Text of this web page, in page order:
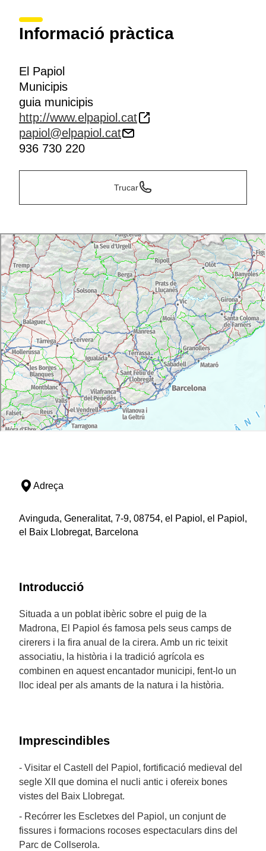
Informació pràctica
El Papiol
Municipis
guia municipis
http://www.elpapiol.cat
papiol@elpapiol.cat
936 730 220
Trucar
Adreça
Avinguda, Generalitat, 7-9, 08754, el Papiol, el Papiol,
el Baix Llobregat, Barcelona
Introducció
Situada a un poblat ibèric sobre el puig de la
Madrona, El Papiol és famosa pels seus camps de
cirerers i la fira anual de la cirera. Amb un ric teixit
associatiu, la història i la tradició agrícola es
combinen en aquest encantador municipi, fent-lo un
lloc ideal per als amants de la natura i la història.
Imprescindibles
- Visitar el Castell del Papiol, fortificació medieval del
segle XII que domina el nucli antic i ofereix bones
vistes del Baix Llobregat.
- Recórrer les Escletxes del Papiol, un conjunt de
fissures i formacions rocoses espectaculars dins del
Parc de Collserola.